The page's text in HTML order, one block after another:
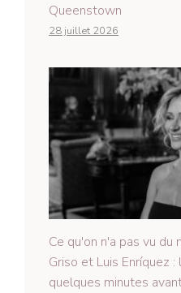
Queenstown
28 juillet 2026
Ce qu'on n'a pas vu du
Griso et Luis Enríquez
quelques minutes